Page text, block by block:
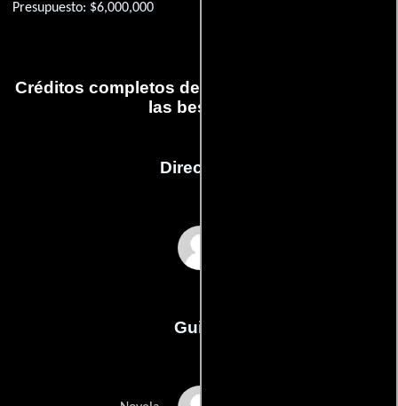
Presupuesto: $6,000,000
Créditos completos de la película El señor de
las bestias 2
Dirección
Guión